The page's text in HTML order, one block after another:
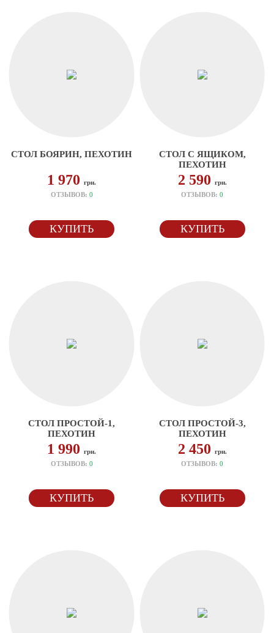
СТОЛ БОЯРИН, ПЕХОТИН
1 970грн.
ОТЗЫВОВ: 0
КУПИТЬ
СТОЛ С ЯЩИКОМ,
ПЕХОТИН
2 590 грн.
ОТЗЫВОВ:0
КУПИТЬ
СТОЛ ПРОСТОЙ-1,
ПЕХОТИН
1 990грн.
ОТЗЫВОВ: 0
КУПИТЬ
СТОЛ ПРОСТОЙ-3,
ПЕХОТИН
2 450 грн.
ОТЗЫВОВ:0
КУПИТЬ